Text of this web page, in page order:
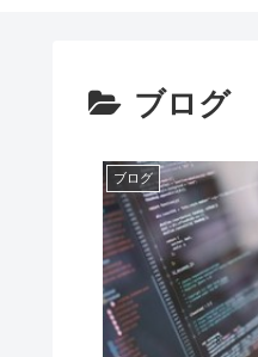
ブログ
ブログ